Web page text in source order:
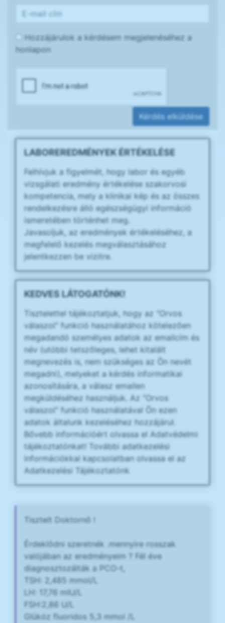
Hozzájárulok a kérdésem megjelenéséhez a
honlapon
Kérdés elküldése
LABOREREDMÉNYEK ÉRTÉKELÉSE
Felhívjuk a figyelmét, hogy labor és egyéb
vizsgálati eredmény értékelése szakorvosi
kompetencia, mely a klinikai kép és az összes
rendelkezésre álló egészségügyi információ
ismeretében történhet meg.
Javasoljuk, az eredmények értékeléséhez, a
megfelelő kezelés megválasztásához
jelentkezzen be vizitre.
KEDVES LÁTOGATÓNK!
Tisztelettel tájékoztatjuk, hogy az "Orvos
válaszol" funkció használatához kötelezően
megadandó személyes adatok az emailcím és
név (utóbbi tetszőleges, lehet kitalált
megnevezés is, nem szükséges az Ön nevét
megadni), melyeket a kérdés informatikai
azonosítására, a válasz emailen
megküldéséhez használjuk. Az "Orvos
válaszol" funkció használatával Ön ezen
adatok általunk kezeléséhez hozzájárul.
Bővebb információért olvassa el Adatvédelmi
tájékoztatónkat! További adatkezelési
információkkal kapcsolatban olvassa el az
Adatkezelési Tájékoztatónk
Tisztelt Doktornő !
Érdeklődni szeretnék .mennyire rosszak
valójában az eredményeim ? Fél éve
diagnosztozálták a PCO-t,
TSH: 2,485 mmol/L
LH: 17,76 mIU/L
FSH:2,86 U/L
Glükóz fluoridos 5,3 mmol /L